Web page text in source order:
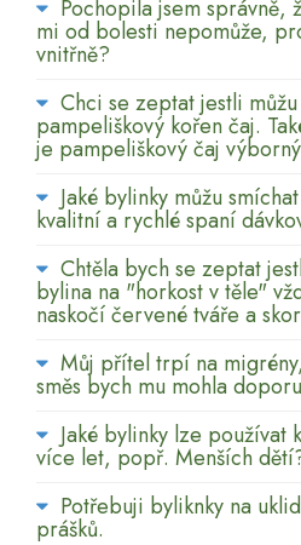
Pochopila jsem správně,
mi od bolesti nepomůže,
vnitřně?
Chci se zeptat jestli
pampeliškový kořen čaj.
je pampeliškový čaj
Jaké bylinky můžu
kvalitní a rychlé spaní
Chtěla bych se zeptat
bylina na "horkost v těle"
naskočí červené tváře a
Můj přítel trpí na
směs bych mu mohla
Jaké bylinky lze používat
více let, popř. Menších
Potřebuji byliknky na
prášků.